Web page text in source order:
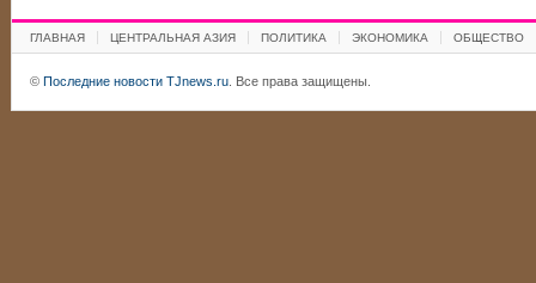
ГЛАВНАЯ ЦЕНТРАЛЬНАЯ АЗИЯ ПОЛИТИКА ЭКОНОМИКА ОБЩЕСТВО
© Последние новости TJnews.ru. Все права защищены.